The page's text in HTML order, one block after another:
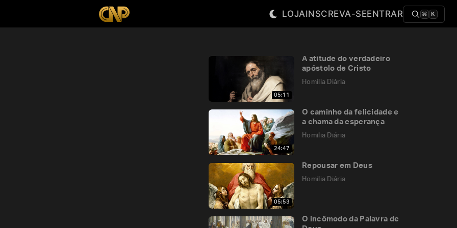
LOJAINSCREVA-SEENTRAR ⌘ K
05:11
A atitude do verdadeiro
apóstolo de Cristo
Homilia Diária
24:47
O caminho da felicidade e
a chama da esperança
Homilia Diária
05:53
Repousar em Deus
Homilia Diária
O incômodo da Palavra de